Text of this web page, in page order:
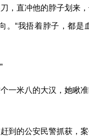
，直冲他的脖子划来
“我捂着脖子，都是
一米八的大汉，她瞅
到的公安民警抓获，案